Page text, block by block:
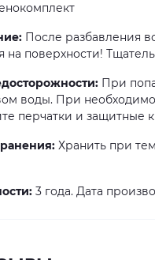
После разбавления
на поверхности!
При
воды. При
перчатки и защитные
Хранить при
3 года. Дата